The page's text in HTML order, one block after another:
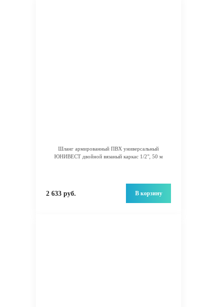
Шланг армированный ПВХ универсальный
ЮНИВЕСТ двойной вязаный каркас 1/2", 50 м
2 633 руб. В корзину